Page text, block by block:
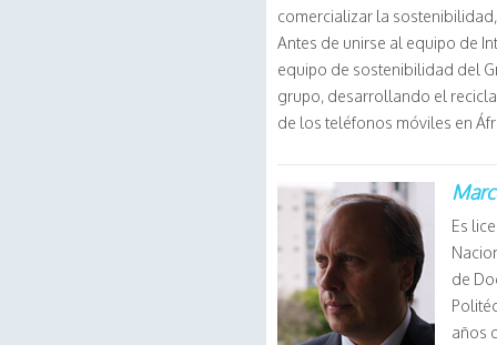
comercializar la
Antes de unirse al equipo de
equipo de sostenibilidad del
grupo, desarrollando el
de los teléfonos móviles en
Es
de
años